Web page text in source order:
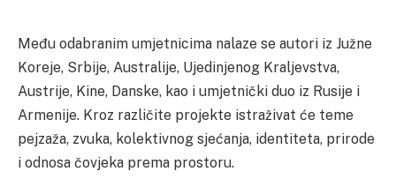
Među odabranim umjetnicima nalaze se autori iz Južne
Koreje, Srbije, Australije, Ujedinjenog Kraljevstva,
Austrije, Kine, Danske, kao i umjetnički duo iz Rusije i
Armenije. Kroz različite projekte istraživat će teme
pejzaža, zvuka, kolektivnog sjećanja, identiteta, prirode
i odnosa čovjeka prema prostoru.